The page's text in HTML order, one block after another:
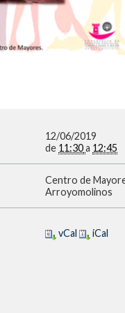
12/06/2019
de 11:30a 12:45
Centro de
Arroyomolinos
vCal iCal